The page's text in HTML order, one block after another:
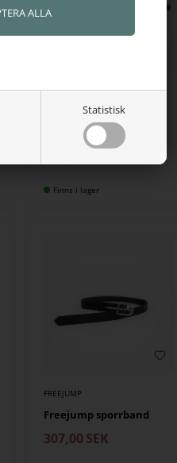
Statistisk
Freejump spor Spur'one
extra long
Finns i lager
FREEJUMP
Freejump sporrband
307,00 SEK